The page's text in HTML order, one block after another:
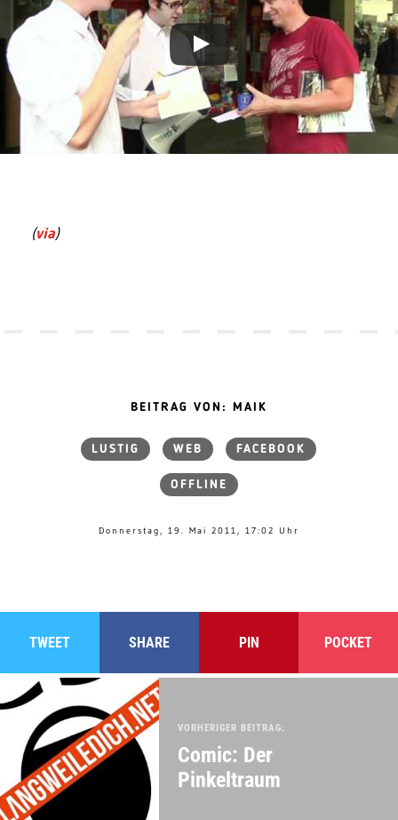
(via)
BEITRAG VON: MAIK
LUSTIG WEB FACEBOOK
OFFLINE
Donnerstag, 19. Mai 2011, 17:02 Uhr
TWEET SHARE PIN POCKET
VORHERIGER BEITRAG:
Comic: Der
Pinkeltraum